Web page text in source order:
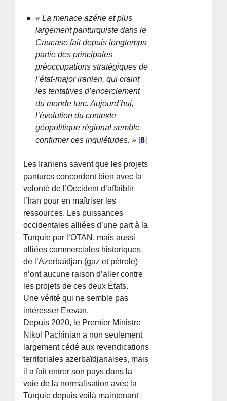
« La menace azérie et plus
largement panturquiste dans le
Caucase fait depuis longtemps
partie des principales
préoccupations stratégiques de
l’état-major iranien, qui craint
les tentatives d’encerclement
du monde turc. Aujourd’hui,
l’évolution du contexte
géopolitique régional semble
confirmer ces inquiétudes. » [8]
Les Iraniens savent que les projets
panturcs concordent bien avec la
volonté de l’Occident d’affaiblir
l’Iran pour en maîtriser les
ressources. Les puissances
occidentales alliées d’une part à la
Turquie par l’OTAN, mais aussi
alliées commerciales historiques
de l’Azerbaïdjan (gaz et pétrole)
n’ont aucune raison d’aller contre
les projets de ces deux États.
Une vérité qui ne semble pas
intéresser Erevan.
Depuis 2020, le Premier Ministre
Nikol Pachinian a non seulement
largement cédé aux revendications
territoriales azerbaïdjanaises, mais
il a fait entrer son pays dans la
voie de la normalisation avec la
Turquie depuis voilà maintenant